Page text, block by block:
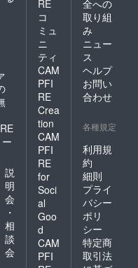
どうぞ
よろし
くお願
いいた
しま
す！
のにき
しまな
い、驚
きのな
めらか
さ。 ・
カラー
キープ
成分配
サロン
カラー
の色も
ちを
しっか
りサ
ポー
ト。 お
客様の
声（一
粋）
「カ
説
明
会
・
相
談
会
RE
コ
ミュ
ニ
ティ
CAM
PFI
RE
Crea
tion
CAM
PFI
RE
for
Soci
al
Goo
d
CAM
PFI
全への
取り組
み
ニュー
ス
ヘルプ
お問い
合わせ
各種規定
利用規
約
細則
プライ
バシー
ポリ
シー
特定商
取引法